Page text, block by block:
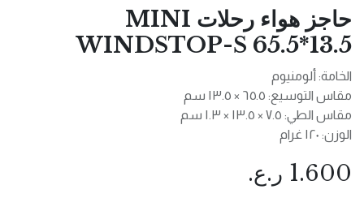
حاجز هواء رحلات MINI
WINDSTOP-S 65.5*13.5
الخامة: ألومنيوم
مقاس التوسيع: ٦٥.٥ × ١٣.٥ سم
مقاس الطي: ٧.٥ × ١٣.٥ × ١.٣ سم
الوزن: ١٢٠ غرام
1.600 ر.ع.